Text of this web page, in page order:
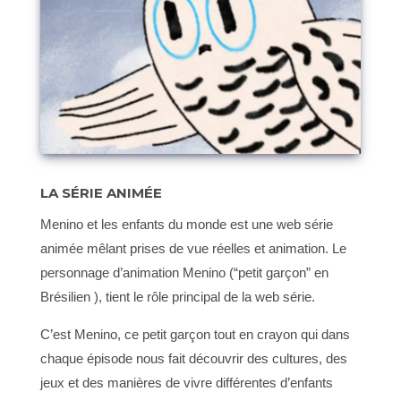
LA SÉRIE ANIMÉE
Menino et les enfants du monde est une web série
animée mêlant prises de vue réelles et animation. Le
personnage d’animation Menino (“petit garçon” en
Brésilien ), tient le rôle principal de la web série.
C’est Menino, ce petit garçon tout en crayon qui dans
chaque épisode nous fait découvrir des cultures, des
jeux et des manières de vivre différentes d’enfants